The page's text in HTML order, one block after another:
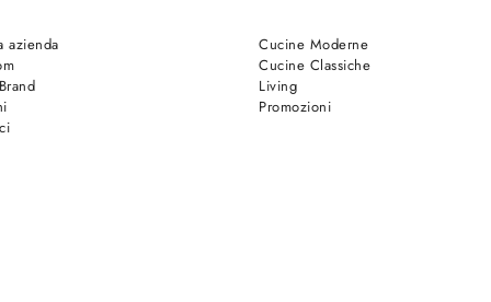
azienda
Cucine Moderne
Cucine Classiche
Living
Promozioni